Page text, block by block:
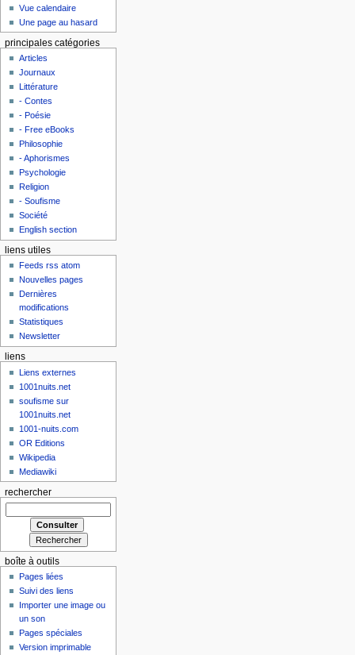
Vue calendaire
Une page au hasard
principales catégories
Articles
Journaux
Littérature
- Contes
- Poésie
- Free eBooks
Philosophie
- Aphorismes
Psychologie
Religion
- Soufisme
Société
English section
liens utiles
Feeds rss atom
Nouvelles pages
Dernières
modifications
Statistiques
Newsletter
liens
Liens externes
1001nuits.net
soufisme sur
1001nuits.net
1001-nuits.com
OR Editions
Wikipedia
Mediawiki
rechercher
boîte à outils
Pages liées
Suivi des liens
Importer une image ou
un son
Pages spéciales
Version imprimable